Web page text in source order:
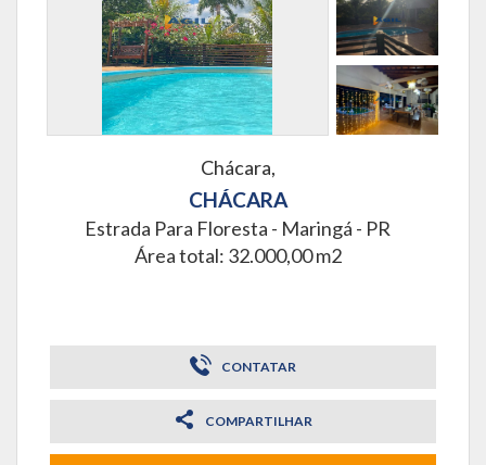
Chácara,
CHÁCARA
Estrada Para Floresta - Maringá - PR
Área total: 32.000,00 m2
CONTATAR
COMPARTILHAR